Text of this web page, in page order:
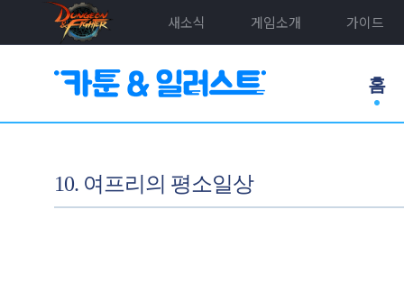
새소식 게임소개 가이드
홈
10. 여프리의 평소일상